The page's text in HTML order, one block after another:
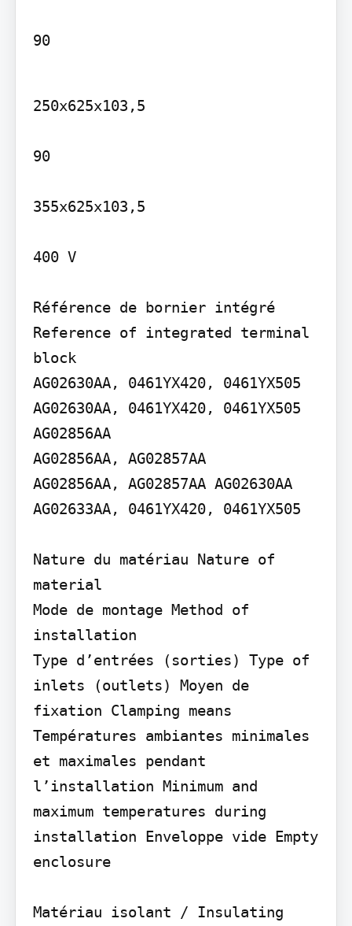
90
250x625x103,5
90
355x625x103,5
400 V
Référence de bornier intégré
Reference of integrated terminal
block
AG02630AA, 0461YX420, 0461YX505
AG02630AA, 0461YX420, 0461YX505
AG02856AA
AG02856AA, AG02857AA
AG02856AA, AG02857AA AG02630AA
AG02633AA, 0461YX420, 0461YX505
Nature du matériau Nature of
material
Mode de montage Method of
installation
Type d’entrées (sorties) Type of
inlets (outlets) Moyen de
fixation Clamping means
Températures ambiantes minimales
et maximales pendant
l’installation Minimum and
maximum temperatures during
installation Enveloppe vide Empty
enclosure
Matériau isolant / Insulating